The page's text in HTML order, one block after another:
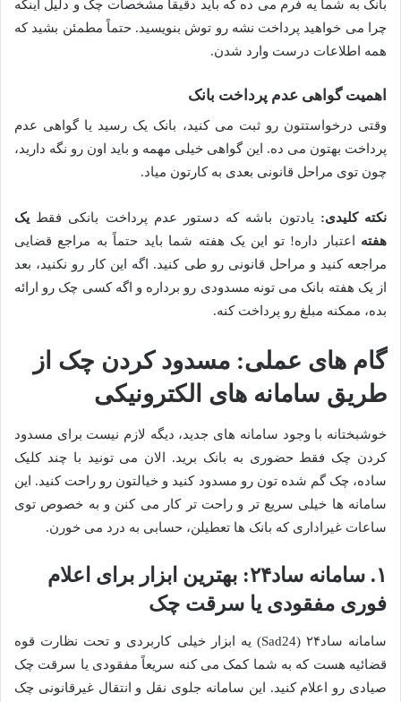
بانک به شما یه فرم می ده که باید دقیقاً مشخصات چک و دلیل اینکه
چرا می خواهید پرداخت نشه رو توش بنویسید. حتماً مطمئن بشید که
همه اطلاعات درست وارد شدن.
اهمیت گواهی عدم پرداخت بانک
وقتی درخواستتون رو ثبت می کنید، بانک یک رسید یا گواهی عدم
پرداخت بهتون می ده. این گواهی خیلی مهمه و باید اون رو نگه دارید،
چون توی مراحل قانونی بعدی به کارتون میاد.
نکته کلیدی: یادتون باشه که دستور عدم پرداخت بانکی فقط یک
هفته اعتبار داره! تو این یک هفته شما باید حتماً به مراجع قضایی
مراجعه کنید و مراحل قانونی رو طی کنید. اگه این کار رو نکنید، بعد
از یک هفته بانک می تونه مسدودی رو برداره و اگه کسی چک رو ارائه
بده، ممکنه مبلغ رو پرداخت کنه.
گام های عملی: مسدود کردن چک از
طریق سامانه های الکترونیکی
خوشبختانه با وجود سامانه های جدید، دیگه لازم نیست برای مسدود
کردن چک فقط حضوری به بانک برید. الان می تونید با چند کلیک
ساده، چک گم شده تون رو مسدود کنید و خیالتون رو راحت کنید. این
سامانه ها خیلی سریع تر و راحت تر کار می کنن و به خصوص توی
ساعات غیراداری که بانک ها تعطیلن، حسابی به درد می خورن.
۱. سامانه ساد۲۴: بهترین ابزار برای اعلام
فوری مفقودی یا سرقت چک
سامانه ساد۲۴ (Sad24) یه ابزار خیلی کاربردی و تحت نظارت قوه
قضائیه هست که به شما کمک می کنه سریعاً مفقودی یا سرقت چک
صیادی رو اعلام کنید. این سامانه جلوی نقل و انتقال غیرقانونی چک